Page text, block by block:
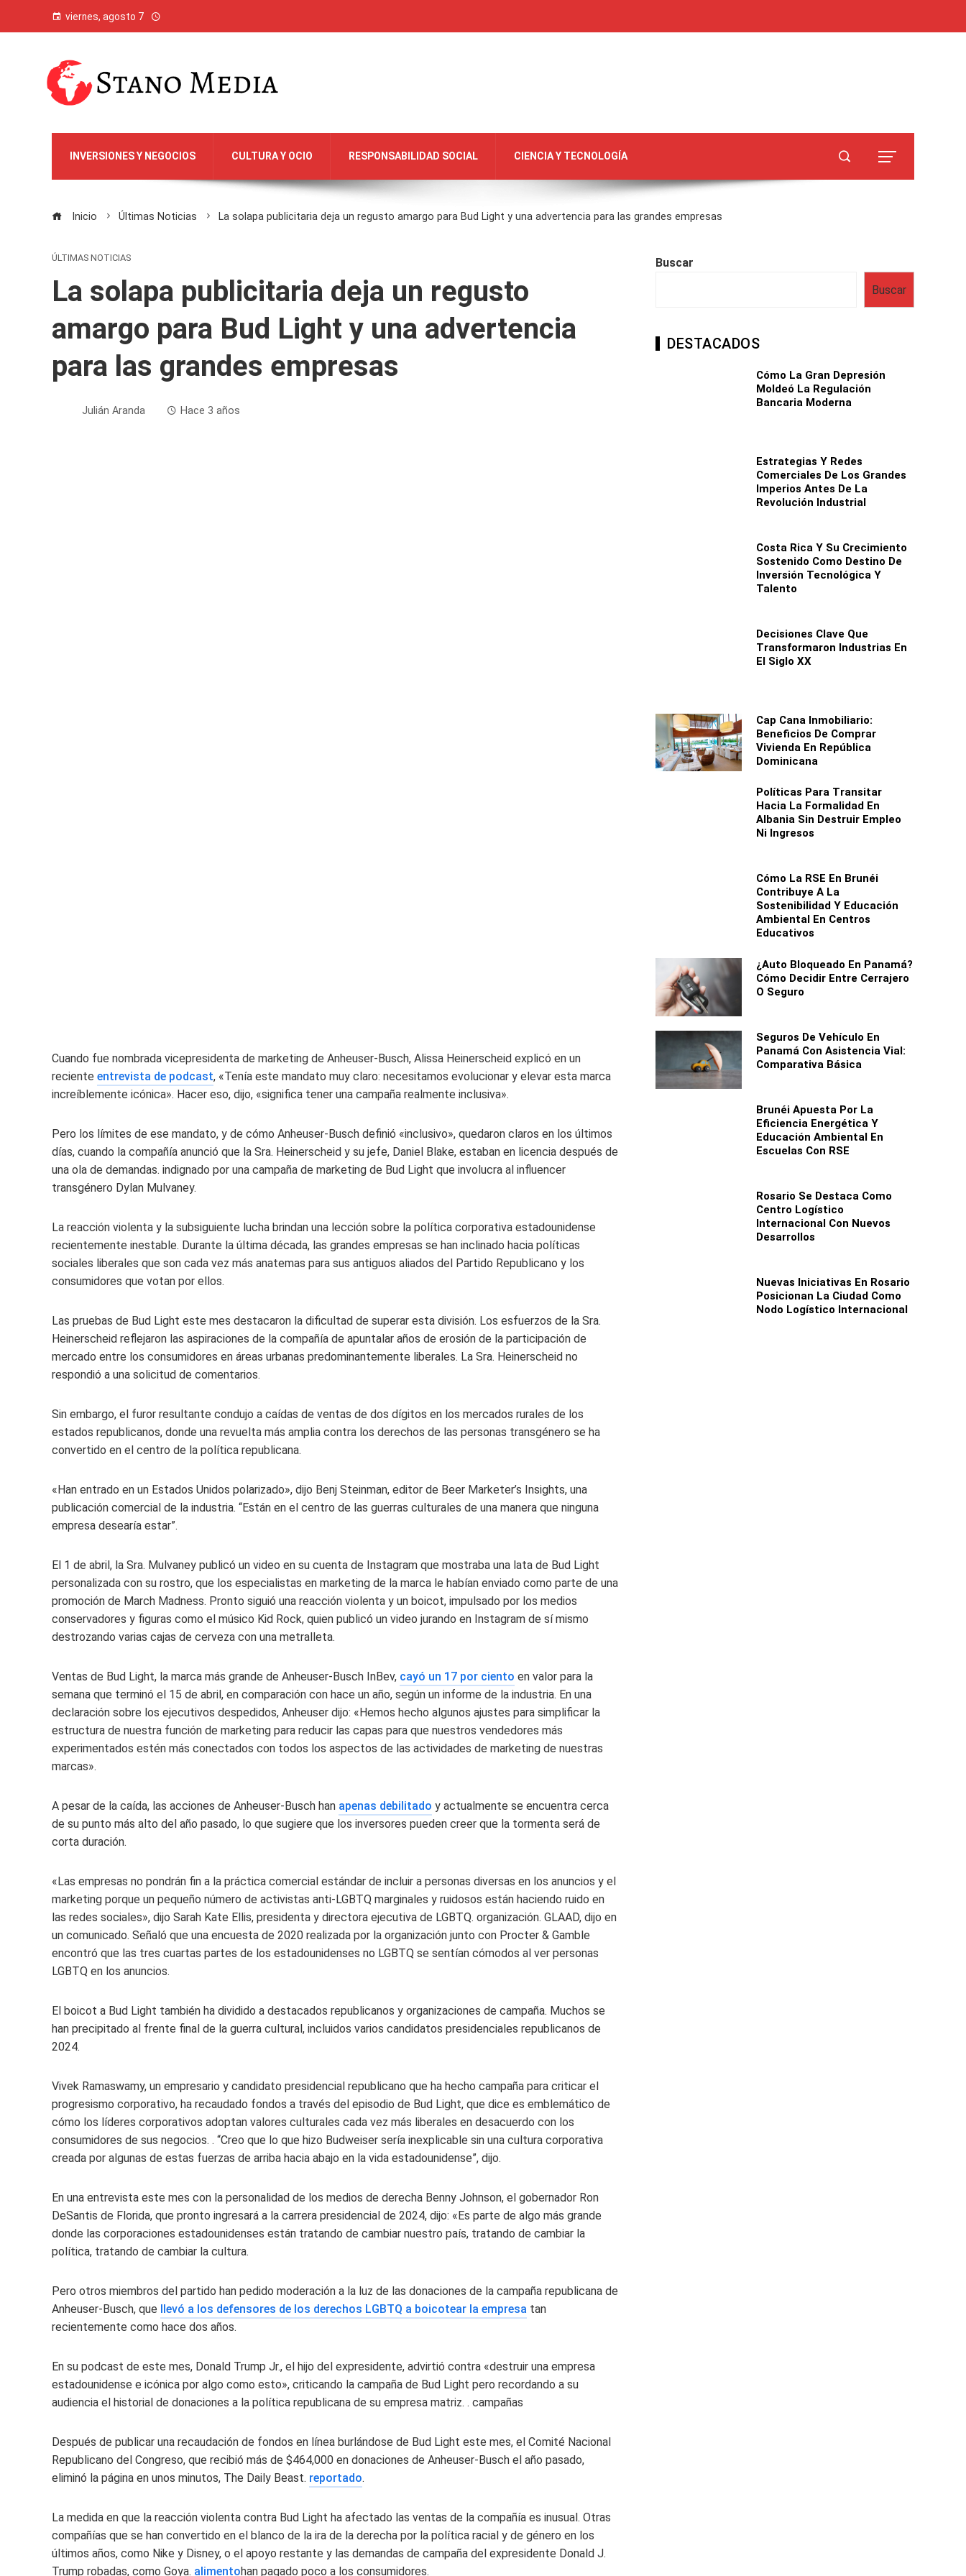
viernes, agosto 7
INVERSIONES Y NEGOCIOS CULTURA Y OCIO RESPONSABILIDAD SOCIAL CIENCIA Y TECNOLOGÍA
Inicio Últimas Noticias La solapa publicitaria deja un regusto amargo para Bud Light y una advertencia para las grandes empresas
ÚLTIMAS NOTICIAS
La solapa publicitaria deja un regusto
amargo para Bud Light y una advertencia
para las grandes empresas
Julián Aranda Hace 3 años
Cuando fue nombrada vicepresidenta de marketing de Anheuser-Busch, Alissa Heinerscheid explicó en un
reciente entrevista de podcast, «Tenía este mandato muy claro: necesitamos evolucionar y elevar esta marca
increíblemente icónica». Hacer eso, dijo, «significa tener una campaña realmente inclusiva».
Pero los límites de ese mandato, y de cómo Anheuser-Busch definió «inclusivo», quedaron claros en los últimos
días, cuando la compañía anunció que la Sra. Heinerscheid y su jefe, Daniel Blake, estaban en licencia después de
una ola de demandas. indignado por una campaña de marketing de Bud Light que involucra al influencer
transgénero Dylan Mulvaney.
La reacción violenta y la subsiguiente lucha brindan una lección sobre la política corporativa estadounidense
recientemente inestable. Durante la última década, las grandes empresas se han inclinado hacia políticas
sociales liberales que son cada vez más anatemas para sus antiguos aliados del Partido Republicano y los
consumidores que votan por ellos.
Las pruebas de Bud Light este mes destacaron la dificultad de superar esta división. Los esfuerzos de la Sra.
Heinerscheid reflejaron las aspiraciones de la compañía de apuntalar años de erosión de la participación de
mercado entre los consumidores en áreas urbanas predominantemente liberales. La Sra. Heinerscheid no
respondió a una solicitud de comentarios.
Sin embargo, el furor resultante condujo a caídas de ventas de dos dígitos en los mercados rurales de los
estados republicanos, donde una revuelta más amplia contra los derechos de las personas transgénero se ha
convertido en el centro de la política republicana.
«Han entrado en un Estados Unidos polarizado», dijo Benj Steinman, editor de Beer Marketer’s Insights, una
publicación comercial de la industria. “Están en el centro de las guerras culturales de una manera que ninguna
empresa desearía estar”.
El 1 de abril, la Sra. Mulvaney publicó un video en su cuenta de Instagram que mostraba una lata de Bud Light
personalizada con su rostro, que los especialistas en marketing de la marca le habían enviado como parte de una
promoción de March Madness. Pronto siguió una reacción violenta y un boicot, impulsado por los medios
conservadores y figuras como el músico Kid Rock, quien publicó un video jurando en Instagram de sí mismo
destrozando varias cajas de cerveza con una metralleta.
Ventas de Bud Light, la marca más grande de Anheuser-Busch InBev, cayó un 17 por ciento en valor para la
semana que terminó el 15 de abril, en comparación con hace un año, según un informe de la industria. En una
declaración sobre los ejecutivos despedidos, Anheuser dijo: «Hemos hecho algunos ajustes para simplificar la
estructura de nuestra función de marketing para reducir las capas para que nuestros vendedores más
experimentados estén más conectados con todos los aspectos de las actividades de marketing de nuestras
marcas».
A pesar de la caída, las acciones de Anheuser-Busch han apenas debilitado y actualmente se encuentra cerca
de su punto más alto del año pasado, lo que sugiere que los inversores pueden creer que la tormenta será de
corta duración.
«Las empresas no pondrán fin a la práctica comercial estándar de incluir a personas diversas en los anuncios y el
marketing porque un pequeño número de activistas anti-LGBTQ marginales y ruidosos están haciendo ruido en
las redes sociales», dijo Sarah Kate Ellis, presidenta y directora ejecutiva de LGBTQ. organización. GLAAD, dijo en
un comunicado. Señaló que una encuesta de 2020 realizada por la organización junto con Procter & Gamble
encontró que las tres cuartas partes de los estadounidenses no LGBTQ se sentían cómodos al ver personas
LGBTQ en los anuncios.
El boicot a Bud Light también ha dividido a destacados republicanos y organizaciones de campaña. Muchos se
han precipitado al frente final de la guerra cultural, incluidos varios candidatos presidenciales republicanos de
2024.
Vivek Ramaswamy, un empresario y candidato presidencial republicano que ha hecho campaña para criticar el
progresismo corporativo, ha recaudado fondos a través del episodio de Bud Light, que dice es emblemático de
cómo los líderes corporativos adoptan valores culturales cada vez más liberales en desacuerdo con los
consumidores de sus negocios. . “Creo que lo que hizo Budweiser sería inexplicable sin una cultura corporativa
creada por algunas de estas fuerzas de arriba hacia abajo en la vida estadounidense”, dijo.
En una entrevista este mes con la personalidad de los medios de derecha Benny Johnson, el gobernador Ron
DeSantis de Florida, que pronto ingresará a la carrera presidencial de 2024, dijo: «Es parte de algo más grande
donde las corporaciones estadounidenses están tratando de cambiar nuestro país, tratando de cambiar la
política, tratando de cambiar la cultura.
Pero otros miembros del partido han pedido moderación a la luz de las donaciones de la campaña republicana de
Anheuser-Busch, que llevó a los defensores de los derechos LGBTQ a boicotear la empresa tan
recientemente como hace dos años.
En su podcast de este mes, Donald Trump Jr., el hijo del expresidente, advirtió contra «destruir una empresa
estadounidense e icónica por algo como esto», criticando la campaña de Bud Light pero recordando a su
audiencia el historial de donaciones a la política republicana de su empresa matriz. . campañas
Después de publicar una recaudación de fondos en línea burlándose de Bud Light este mes, el Comité Nacional
Republicano del Congreso, que recibió más de $464,000 en donaciones de Anheuser-Busch el año pasado,
eliminó la página en unos minutos, The Daily Beast. reportado.
La medida en que la reacción violenta contra Bud Light ha afectado las ventas de la compañía es inusual. Otras
compañías que se han convertido en el blanco de la ira de la derecha por la política racial y de género en los
últimos años, como Nike y Disney, o el apoyo restante y las demandas de campaña del expresidente Donald J.
Trump robadas, como Goya. alimentohan pagado poco a los consumidores.
Buscar
Buscar
DESTACADOS
Cómo La Gran Depresión
Moldeó La Regulación
Bancaria Moderna
Estrategias Y Redes
Comerciales De Los Grandes
Imperios Antes De La
Revolución Industrial
Costa Rica Y Su Crecimiento
Sostenido Como Destino De
Inversión Tecnológica Y
Talento
Decisiones Clave Que
Transformaron Industrias En
El Siglo XX
Cap Cana Inmobiliario:
Beneficios De Comprar
Vivienda En República
Dominicana
Políticas Para Transitar
Hacia La Formalidad En
Albania Sin Destruir Empleo
Ni Ingresos
Cómo La RSE En Brunéi
Contribuye A La
Sostenibilidad Y Educación
Ambiental En Centros
Educativos
¿Auto Bloqueado En Panamá?
Cómo Decidir Entre Cerrajero
O Seguro
Seguros De Vehículo En
Panamá Con Asistencia Vial:
Comparativa Básica
Brunéi Apuesta Por La
Eficiencia Energética Y
Educación Ambiental En
Escuelas Con RSE
Rosario Se Destaca Como
Centro Logístico
Internacional Con Nuevos
Desarrollos
Nuevas Iniciativas En Rosario
Posicionan La Ciudad Como
Nodo Logístico Internacional